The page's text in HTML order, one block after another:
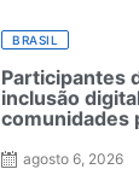
BRASIL
Participantes
inclusão
comunidades
agosto 6, 2026